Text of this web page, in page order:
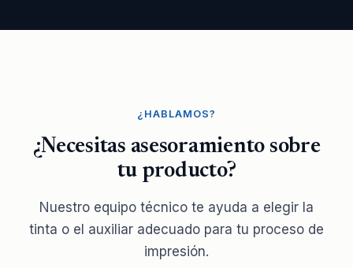
¿HABLAMOS?
¿Necesitas asesoramiento sobre
tu producto?
Nuestro equipo técnico te ayuda a elegir la
tinta o el auxiliar adecuado para tu proceso de
impresión.